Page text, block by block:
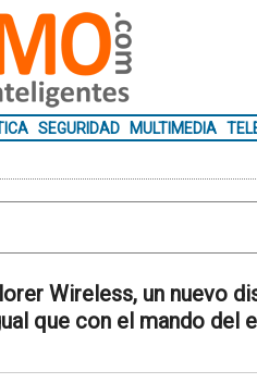
SEGURIDAD MULTIMEDIA
Wireless, un nuevo
que con el mando del